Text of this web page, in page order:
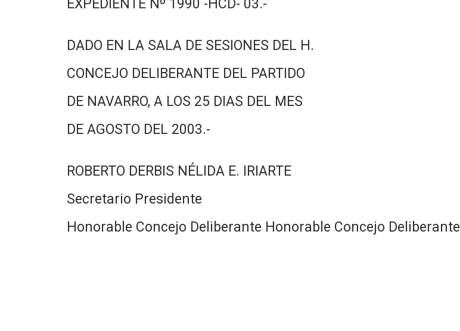
EXPEDIENTE Nº 1990 -HCD- 03.-
DADO EN LA SALA DE SESIONES DEL H.
CONCEJO DELIBERANTE DEL PARTIDO
DE NAVARRO, A LOS 25 DIAS DEL MES
DE AGOSTO DEL 2003.-
ROBERTO DERBIS NÉLIDA E. IRIARTE
Secretario Presidente
Honorable Concejo Deliberante Honorable Concejo Deliberante